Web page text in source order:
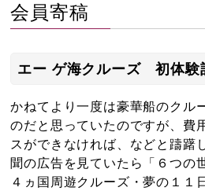
会員寄稿
エー ゲ海クルーズ 初体験
かねてより一度は豪華船のクル
のだと思っていたのですが、費
スができなければ、などと躊躇
聞の広告を見ていたら「６つの
４ヵ国周遊クルーズ・夢の１１